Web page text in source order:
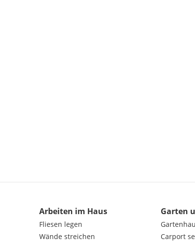
Arbeiten im Haus
Fliesen legen
Wände streichen
Garten
Carport